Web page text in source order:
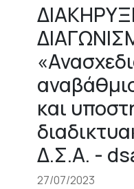
και
Δ.Σ.Α. -
27/07/2023